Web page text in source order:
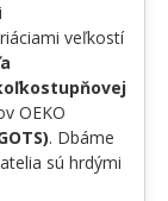
veľkostí
OEKO
. Dbáme
sú hrdými